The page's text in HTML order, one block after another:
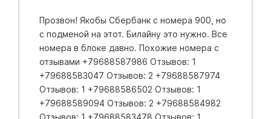
Прозвон! Якобы Сбербанк с номера 900, но
с подменой на этот. Билайну это нужно. Все
номера в блоке давно. Похожие номера с
отзывами +79688587986 Отзывов: 1
+79688583047 Отзывов: 2 +79688587974
Отзывов: 1 +79688586502 Отзывов: 1
+79688589094 Отзывов: 2 +79688584982
Отзывов: 1 +79688583478 Отзывов: 1